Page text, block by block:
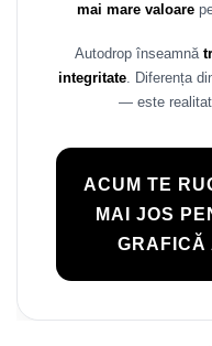
Rame adaptoare Nissan
Rame adaptoare Hyundai
Rame adaptoare Chevrolet
Rame adaptoare
mai mare valoare
Autodrop înseamnă
integritate. Diferența
— este
ACUM TE
MAI JOS
GRAFICĂ